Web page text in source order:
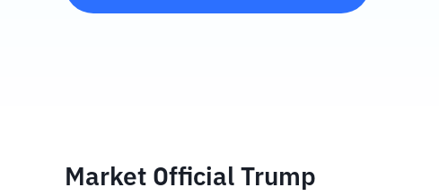
Market Official Trump